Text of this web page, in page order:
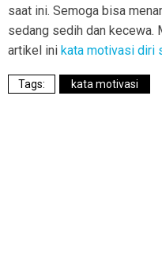
saat ini. Semoga bisa
sedang sedih dan kecewa.
artikel ini kata motivasi diri
kata motivasi